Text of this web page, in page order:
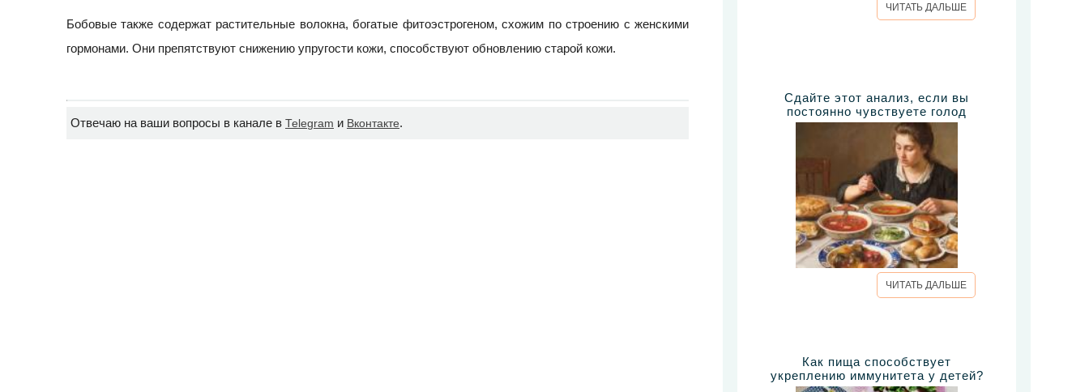
Бобовые также содержат растительные волокна, богатые фитоэстрогеном, схожим по строению с женскими
гормонами. Они препятствуют снижению упругости кожи, способствуют обновлению старой кожи.
Отвечаю на ваши вопросы в канале в Telegram и Вконтакте.
ЧИТАТЬ ДАЛЬШЕ
Сдайте этот анализ, если вы
постоянно чувствуете голод
ЧИТАТЬ ДАЛЬШЕ
Как пища способствует
укреплению иммунитета у детей?